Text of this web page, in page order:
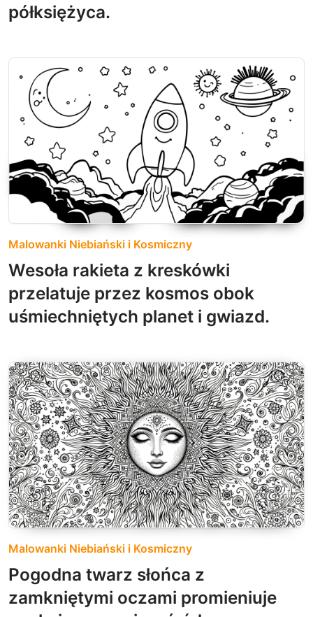
półksiężyca.
Malowanki Niebiański i Kosmiczny
Wesoła rakieta z kreskówki
przelatuje przez kosmos obok
uśmiechniętych planet i gwiazd.
Malowanki Niebiański i Kosmiczny
Pogodna twarz słońca z
zamkniętymi oczami promieniuje